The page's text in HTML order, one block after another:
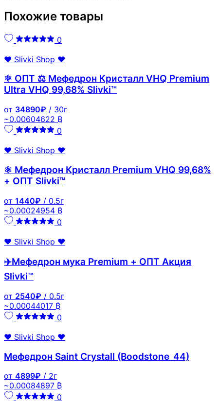
Похожие товары
0
❤️ Slivki Shop ❤️
⚛️ ОПТ ⚖ Мефедрон Кристалл VHQ Premium
Ultra VHQ 99,68% Slivki™
от 34890₽ / 30г
~0.00604622 ₿
0
❤️ Slivki Shop ❤️
⚛️ Мефедрон Кристалл Premium VHQ 99,68%
+ ОПТ Slivki™
от 1440₽ / 0.5г
~0.00024954 ₿
0
❤️ Slivki Shop ❤️
✈️Мефедрон мука Premium + ОПТ Акция
Slivki™
от 2540₽ / 0.5г
~0.00044017 ₿
0
❤️ Slivki Shop ❤️
Мефедрон Saint Crystall (Boodstone_44)
от 4899₽ / 2г
~0.00084897 ₿
0